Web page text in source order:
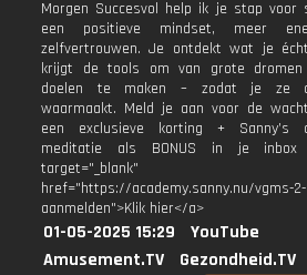
Morgen Succesvol help ik je stap voor
een positieve mindset, meer
zelfvertrouwen. Je ontdekt wat je
krijgt de tools om van grote dromen
doelen te maken – zodat je ze
waarmaakt. Meld je aan voor de
een exclusieve korting + Sanny’s
meditatie als BONUS in je
target="_blank"
href="https://academy.sanny.nu/vgms-2-
aanmelden">Klik hier</a>
01-05-2025 15:29
YouTube
Amusement.TV
Gezondheid.TV